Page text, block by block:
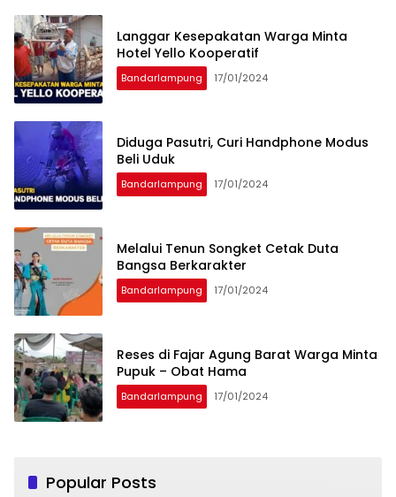
Langgar Kesepakatan Warga Minta
Hotel Yello Kooperatif
Bandarlampung 17/01/2024
Diduga Pasutri, Curi Handphone Modus
Beli Uduk
Bandarlampung 17/01/2024
Melalui Tenun Songket Cetak Duta
Bangsa Berkarakter
Bandarlampung 17/01/2024
Reses di Fajar Agung Barat Warga Minta
Pupuk – Obat Hama
Bandarlampung 17/01/2024
Popular Posts